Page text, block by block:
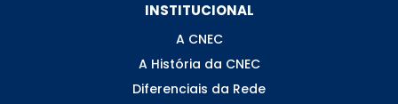
INSTITUCIONAL
A CNEC
A História da CNEC
Diferenciais da Rede